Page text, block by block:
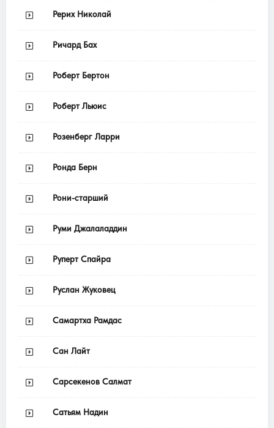
Рерих Николай
Ричард Бах
Роберт Бертон
Роберт Льюис
Розенберг Ларри
Ронда Берн
Рони-старший
Руми Джалаладдин
Руперт Спайра
Руслан Жуковец
Самартха Рамдас
Сан Лайт
Сарсекенов Салмат
Сатьям Надин